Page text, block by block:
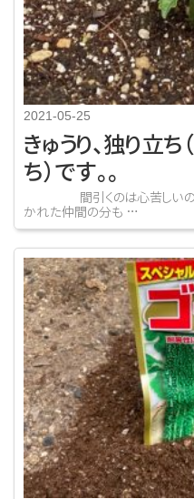
2021-05-25
きゅうり、独り立
ち）です。。
間引くのは心苦しいの
かれた仲間の分も …